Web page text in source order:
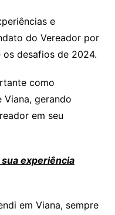
e
do Vereador por
os desafios de 2024.
como
Viana, gerando
em seu
experiência
em Viana, sempre